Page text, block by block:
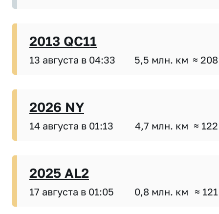
2013 QC11
13 августа в 04:33 5,5 млн. км ≈
2026 NY
14 августа в 01:13 4,7 млн. км ≈
2025 AL2
17 августа в 01:05 0,8 млн. км ≈